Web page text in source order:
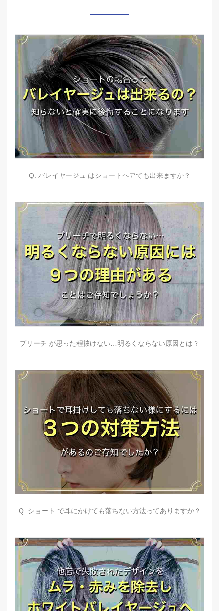
Q. バレイヤージュ はショートヘアでも出来ますか？
ブリーチ が思った程抜けない…明るくならない原因とは？
Q. ショート で耳にかけても落ちない方法ってありますか？